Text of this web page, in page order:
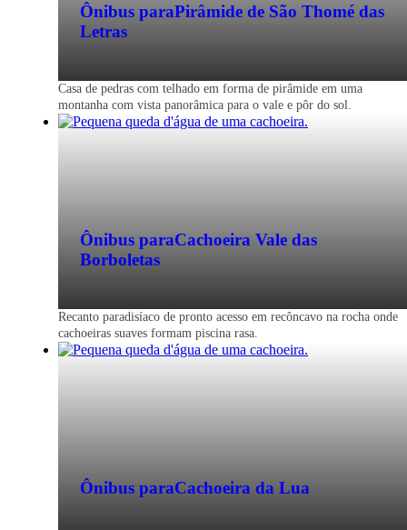
Ônibus paraPirâmide de São Thomé das
Letras
Casa de pedras com telhado em forma de pirâmide em uma
montanha com vista panorâmica para o vale e pôr do sol.
Ônibus paraCachoeira Vale das
Borboletas
Recanto paradisíaco de pronto acesso em recôncavo na rocha onde
cachoeiras suaves formam piscina rasa.
Ônibus paraCachoeira da Lua